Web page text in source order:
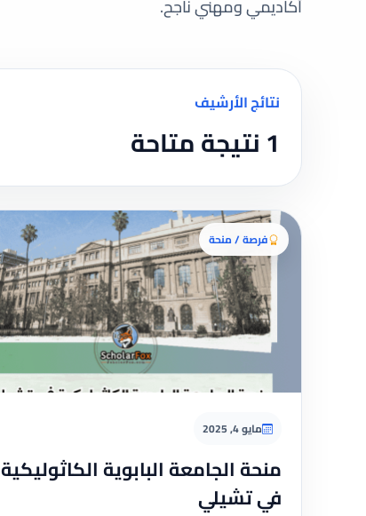
أكاديمي ومهني ناجح.
نتائج الأرشيف
1 نتيجة متاحة
فرصة / منحة
مايو 4, 2025
منحة الجامعة البابوية الكاثوليكية
في تشيلي